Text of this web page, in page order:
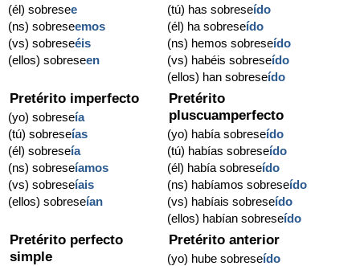
(él) sobresee
(ns) sobreseemos
(vs) sobreseéis
(ellos) sobreseen
(tú) has sobreseído
(él) ha sobreseído
(ns) hemos sobreseído
(vs) habéis sobreseído
(ellos) han sobreseído
Pretérito imperfecto
(yo) sobreseía
(tú) sobreseías
(él) sobreseía
(ns) sobreseíamos
(vs) sobreseíais
(ellos) sobreseían
Pretérito
pluscuamperfecto
(yo) había sobreseído
(tú) habías sobreseído
(él) había sobreseído
(ns) habíamos sobreseído
(vs) habíais sobreseído
(ellos) habían sobreseído
Pretérito perfecto
simple
Pretérito anterior
(yo) hube sobreseído